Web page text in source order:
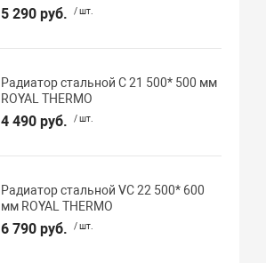
5 290 руб. / шт.
Радиатор стальной C 21 500* 500 мм
ROYAL THERMO
4 490 руб. / шт.
Радиатор стальной VC 22 500* 600
мм ROYAL THERMO
6 790 руб. / шт.